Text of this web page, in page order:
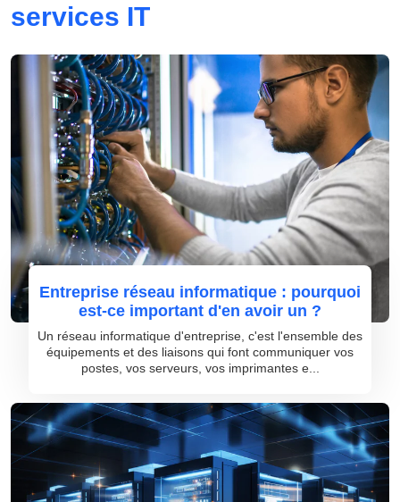
services IT
Entreprise réseau informatique : pourquoi
est-ce important d'en avoir un ?
Un réseau informatique d'entreprise, c'est l'ensemble des
équipements et des liaisons qui font communiquer vos
postes, vos serveurs, vos imprimantes e...